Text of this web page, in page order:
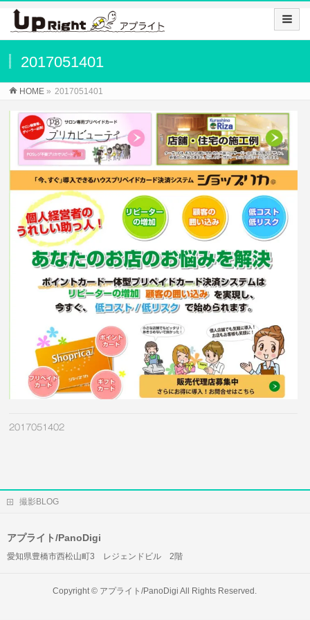
2017051401
HOME » 2017051401
2017051402
撮影BLOG
アプライト/PanoDigi
愛知県豊橋市西松山町3 レジェンドビル 2階
Copyright © アプライト/PanoDigi All Rights Reserved.